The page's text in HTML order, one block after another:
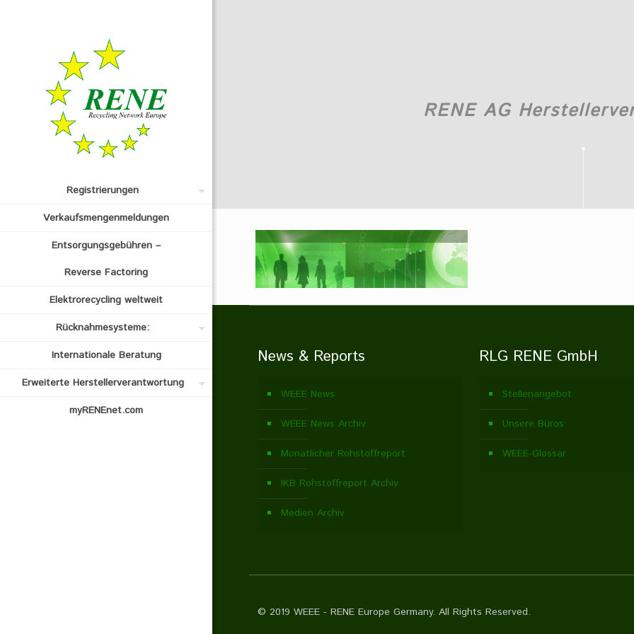
Registrierungen
Verkaufsmengenmeldungen
Entsorgungsgebühren –
Reverse Factoring
Elektrorecycling weltweit
Rücknahmesysteme:
Internationale Beratung
Erweiterte Herstellerverantwortung
myRENEnet.com
RENE AG
News & Reports
WEEE News
WEEE News Archiv
Monatlicher Rohstoffreport
IKB Rohstoffreport Archiv
Medien Archiv
RLG RENE GmbH
Stellenangebot
Unsere Büros
WEEE-Glossar
© 2019 WEEE - RENE Europe Germany. All Rights Reserved.